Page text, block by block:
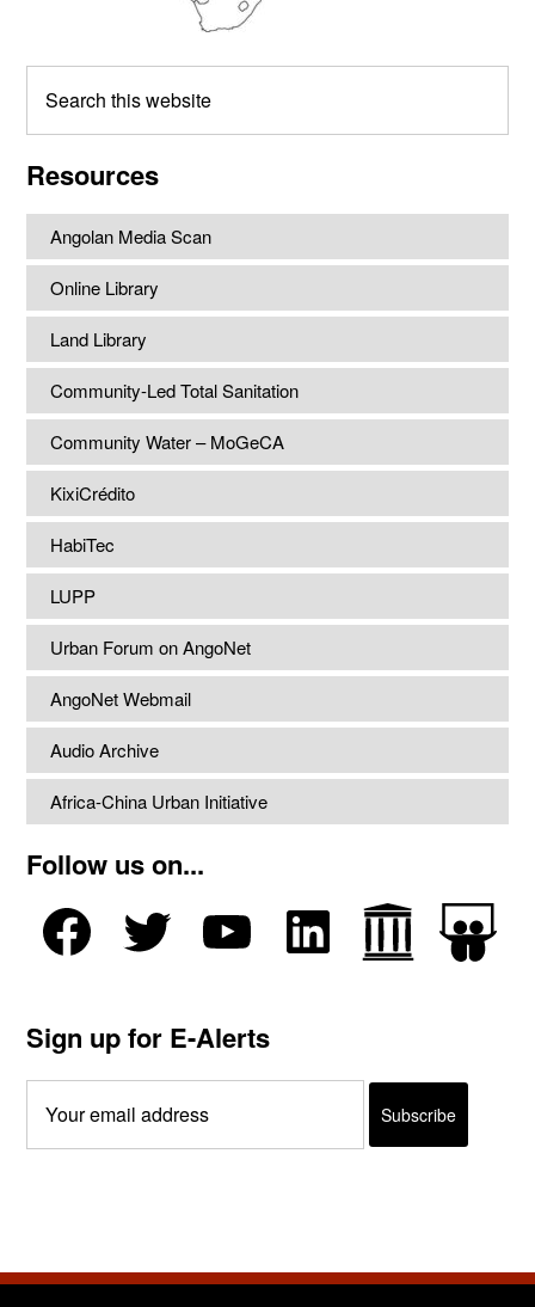
this
Resources
Angolan Media Scan
Online Library
Land Library
Community-Led Total Sanitation
Community Water – MoGeCA
KixiCrédito
HabiTec
LUPP
Urban Forum on AngoNet
AngoNet Webmail
Audio Archive
Africa-China Urban Initiative
Follow us on...
Sign up for E-Alerts